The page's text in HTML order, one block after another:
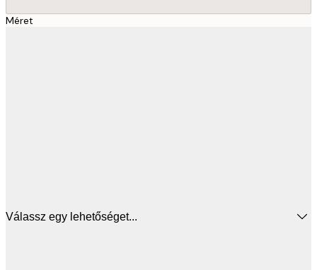
Méret
Válassz egy lehetőséget...